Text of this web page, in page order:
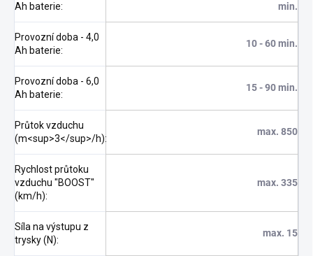
Ah baterie:
min.
Provozní doba - 4,0
Ah baterie:
10 - 60 min.
Provozní doba - 6,0
Ah baterie:
15 - 90 min.
Průtok vzduchu
(m<sup>3</sup>/h):
max. 850
Rychlost průtoku
vzduchu "BOOST"
(km/h):
max. 335
Síla na výstupu z
trysky (N):
max. 15